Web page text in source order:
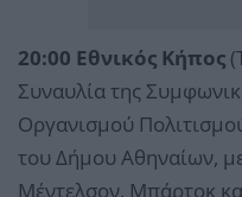
20:00 Εθνικός Κήπος
Συναυλία της
Οργανισμού
του Δήμου Αθηναίων,
Μέντελσον, Μπάρτοκ